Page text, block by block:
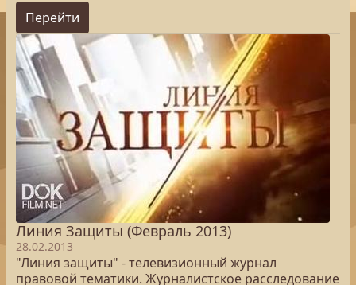
Перейти
Линия Защиты (Февраль 2013)
28.02.2013
"Линия защиты" - телевизионный журнал
правовой тематики. Журналистское расследование